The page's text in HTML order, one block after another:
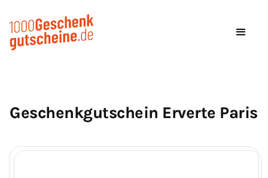
Geschenkgutschein Erverte Paris